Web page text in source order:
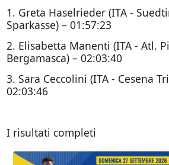
1. Greta Haselrieder (ITA -
Sparkasse) – 01:57:23
2. Elisabetta Manenti (ITA - Atl.
Bergamasca) – 02:03:40
3. Sara Ceccolini (ITA - Cesena
02:03:46
I risultati completi